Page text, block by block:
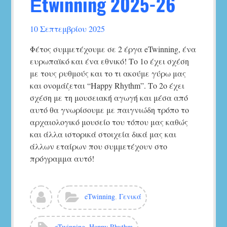
10 Σεπτεμβρίου 2025
Φέτος συμμετέχουμε σε 2 έργα eTwinning, ένα
ευρωπαϊκό και ένα εθνικό! Το 1ο έχει σχέση
με τους ρυθμούς και το τι ακούμε γύρω μας
και ονομάζεται “Happy Rhythm”. Το 2ο έχει
σχέση με τη μουσειακή αγωγή και μέσα από
αυτό θα γνωρίσουμε με παιγνιώδη τρόπο το
αρχαιολογικό μουσείο του τόπου μας καθώς
και άλλα ιστορικά στοιχεία δικά μας και
άλλων εταίρων που συμμετέχουν στο
πρόγραμμα αυτό!
Δείτε
όλα
τα
άρθρα
Κατηγορίες:
eTwinning,Γενικά